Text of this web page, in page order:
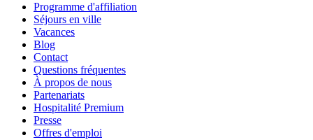
Programme d'affiliation
Séjours en ville
Vacances
Blog
Contact
Questions fréquentes
À propos de nous
Partenariats
Hospitalité Premium
Presse
Offres d'emploi